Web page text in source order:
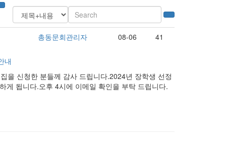
총동문회관리자 08-06 41
내
을 신청한 분들께 감사 드립니다.2024년 장학생 선정
게 됩니다.오후 4시에 이메일 확인을 부탁 드립니다.